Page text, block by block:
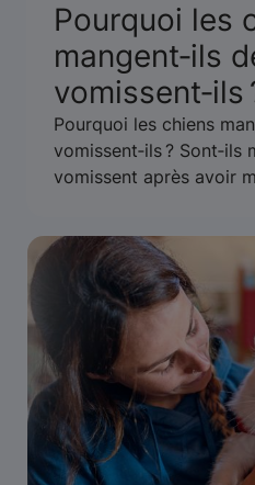
Pourquoi les
mangent‑ils
vomissent‑ils
Pourquoi les chiens
vomissent‑ils ? Sont‑ils
vomissent après avoir
manger de l’herbe et de